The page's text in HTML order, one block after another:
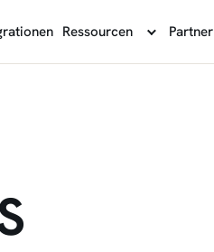
Ressourcen Partner